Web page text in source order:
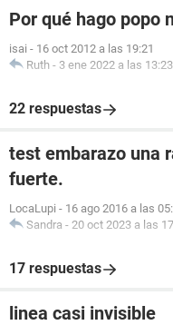
Por qué hago popo
isai - 16 oct 2012 a las 19:21
Ruth - 3 ene 2022 a las 13:23
22 respuestas
test embarazo una
fuerte.
LocaLupi - 16 ago 2016 a las
Sandra - 20 oct 2023 a las
17 respuestas
linea casi invisible